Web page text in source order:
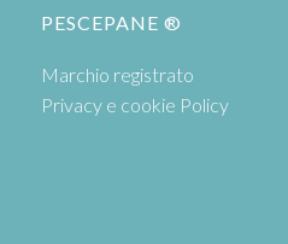
PESCEPANE ®
Marchio registrato
Privacy e cookie Policy